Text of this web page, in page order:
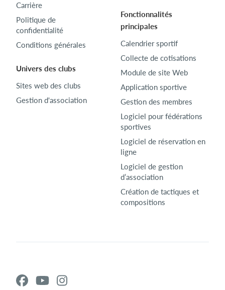
Carrière
Politique de
confidentialité
Conditions générales
Univers des clubs
Sites web des clubs
Gestion d'association
Fonctionnalités
principales
Calendrier sportif
Collecte de cotisations
Module de site Web
Application sportive
Gestion des membres
Logiciel pour fédérations
sportives
Logiciel de réservation en
ligne
Logiciel de gestion
d’association
Création de tactiques et
compositions